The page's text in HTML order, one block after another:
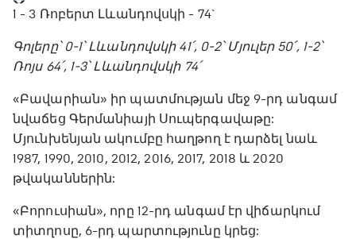
1 - 3 Ռոբերտ Լևանդովսկի - 74`
Գոլերը՝ 0-1՝ Լևանդովսկի 41՛, 0-2՝ Մյուլեր 50՛, 1-2՝
Ռոյս 64՛, 1-3՝ Լևանդովսկի 74՛
«Բավարիան» իր պատմության մեջ 9-րդ անգամ
նվաճեց Գերմանիայի Սուպերգավաթը:
Մյունխենյան ակումբը հաղթող է դարձել նաև
1987, 1990, 2010, 2012, 2016, 2017, 2018 և 2020
թվականներին:
«Բորուսիան», որը 12-րդ անգամ էր վիճարկում
տիտղոսը, 6-րդ պարտությունը կրեց: